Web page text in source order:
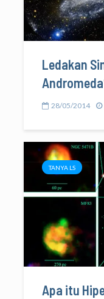
Ledakan
28/05/2014
TANYA LS
Apa itu